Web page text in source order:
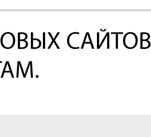
САЙТОВ